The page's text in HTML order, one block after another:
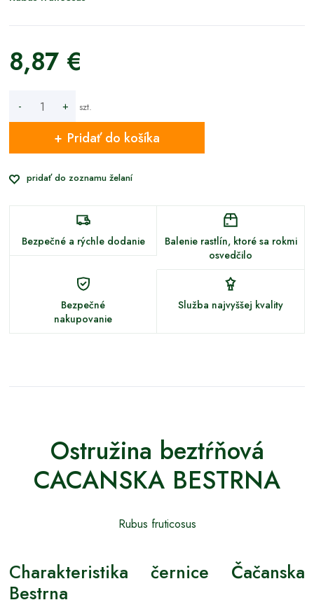
8,87 €
- + szt.
Pridať do košíka
pridať do zoznamu želaní
Bezpečné a rýchle dodanie
Balenie rastlín, ktoré sa rokmi
osvedčilo
Bezpečné
nakupovanie
Služba najvyššej kvality
Ostružina beztŕňová
CACANSKA BESTRNA
Rubus fruticosus
Charakteristika černice Čačanska
Bestrna